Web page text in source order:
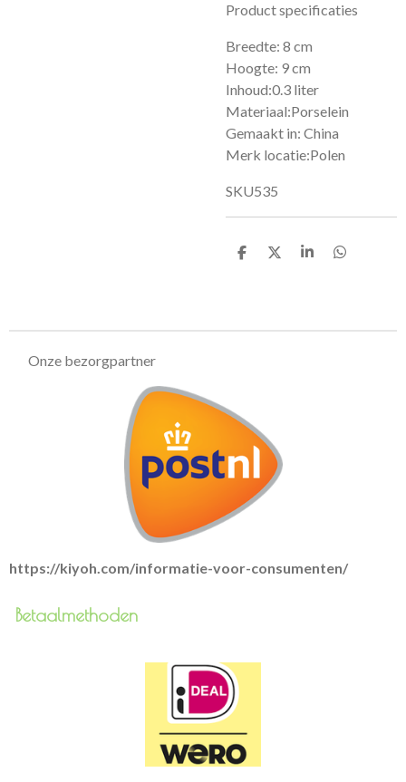
Product specificaties
Breedte: 8 cm
Hoogte: 9 cm
Inhoud:0.3 liter
Materiaal:Porselein
Gemaakt in: China
Merk locatie:Polen
SKU535
D
D
S
D
Onze bezorgpartner
https://kiyoh.com/informatie-voor-consumenten/
Betaalmethoden